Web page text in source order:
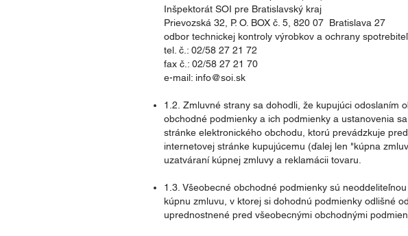
Inšpektorát SOI pre Bratislavský kraj
Prievozská 32, P. O. BOX č. 5, 820 07 Bratislava 27
odbor technickej kontroly výrobkov a ochrany
tel. č.: 02/58 27 21 72
fax č.: 02/58 27 21 70
e-mail: info@soi.sk
1.2. Zmluvné strany sa dohodli, že kupujúci odoslaním
obchodné podmienky a ich podmienky a ustanovenia
stránke elektronického obchodu, ktorú prevádzkuje
internetovej stránke kupujúcemu (ďalej len "kúpna
uzatváraní kúpnej zmluvy a reklamácii tovaru.
1.3. Všeobecné obchodné podmienky sú
kúpnu zmluvu, v ktorej si dohodnú podmienky odlišné
uprednostnené pred všeobecnými obchodnými